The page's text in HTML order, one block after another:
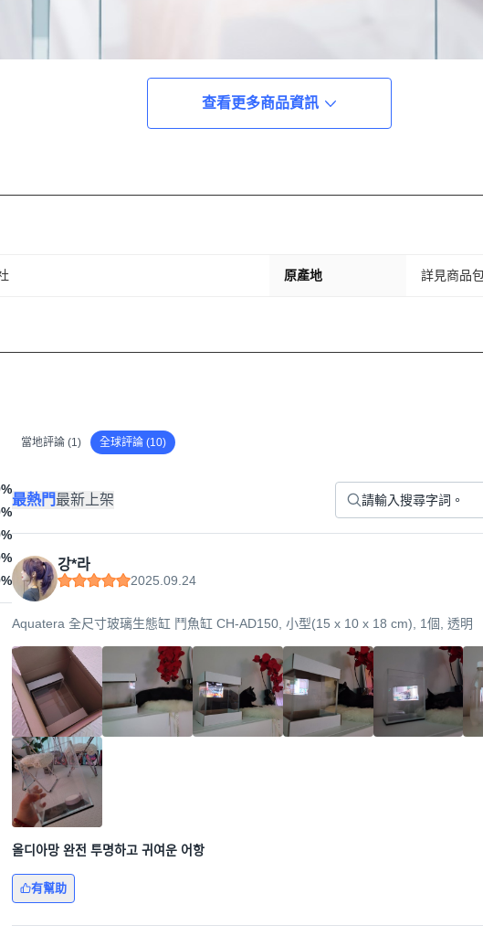
查看更多商品資訊
原產地 詳見商品
%
%
%
%
%
當地評論 (1) 全球評論 (10)
最熱門最新上架
강*라
2025.09.24
Aquatera 全尺寸玻璃生態缸 鬥魚缸 CH-AD150, 小型(15 x 10 x 18 cm), 1個, 透明
올디아망 완전 투명하고 귀여운 어항
有幫助